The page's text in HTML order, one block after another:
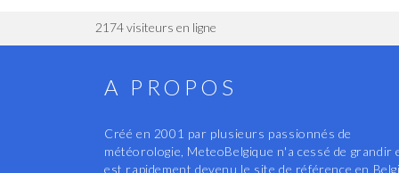
2174 visiteurs en ligne
A PROPOS
Créé en 2001 par plusieurs passionnés de
météorologie, MeteoBelgique n'a cessé de grandir
est rapidement devenu le site de référence en